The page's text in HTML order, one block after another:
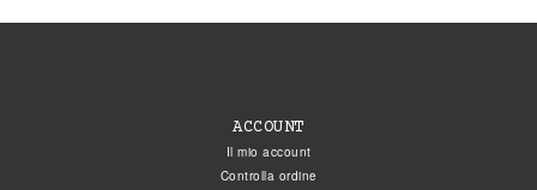
ACCOUNT
Il mio account
Controlla ordine